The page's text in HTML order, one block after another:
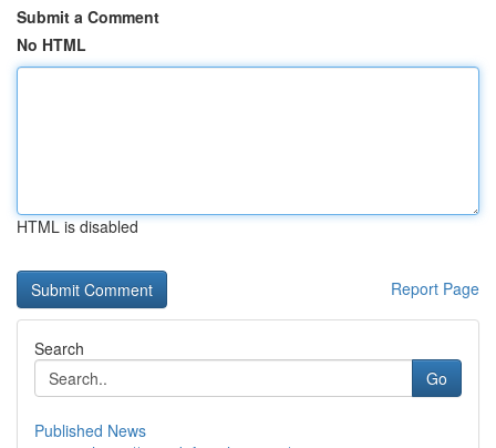
Submit a Comment
No HTML
HTML is disabled
Report Page
Search
Go
Published News